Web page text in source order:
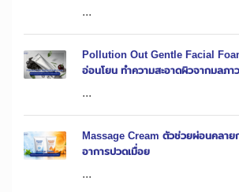
...
Pollution Out Gentle Facial
อ่อนโยน ทำความสะอาดผิวจากมลภา
...
Massage Cream ตัวช่วยผ่อนคลาย
อาการปวดเมื่อย
...